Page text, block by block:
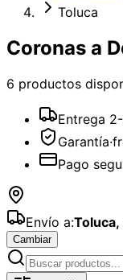
Toluca
Coronas a
6 productos
Entrega
Garantía·
Pago
Envío a:Toluca,
Cambiar
Catálogo